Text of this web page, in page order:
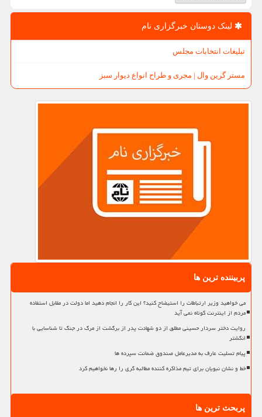
لینک دوستان خبرگزاری نام
تبلیغات انتخابات مجلس
مستر گرین وال | مجری و طراح انواع دیوار سبز
پربیننده ترین ها
می خواهید وزیر ارتباطات را استیضاح کنید؟ این کار را انجام دهید اما دولت در مقابل استفاده
مردم از اینترنت کوتاه نمی آید
روایت دختر سردار حسینی مطلق از دو شهادت پدر از برگشت از مرگ در جنگ تا شناسایی با
انگشتر
پیام تسلیت عارف به مدیرعامل صندوق ضمانت سپرده ها
خط و نشان نبویان برای تیم مذاکره کننده مطالبه گری را رها نخواهیم کرد
پربحث ترین ها